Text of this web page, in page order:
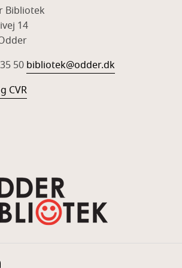
Bibliotek
14
50 bibliotek@odder.dk
CVR